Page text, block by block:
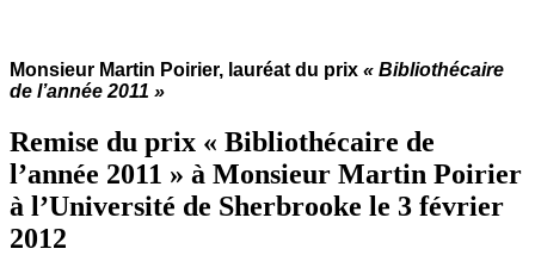
Monsieur Martin Poirier, lauréat du prix « Bibliothécaire
de l’année 2011 »
Remise du prix « Bibliothécaire de
l’année 2011 » à Monsieur Martin Poirier
à l’Université de Sherbrooke le 3 février
2012